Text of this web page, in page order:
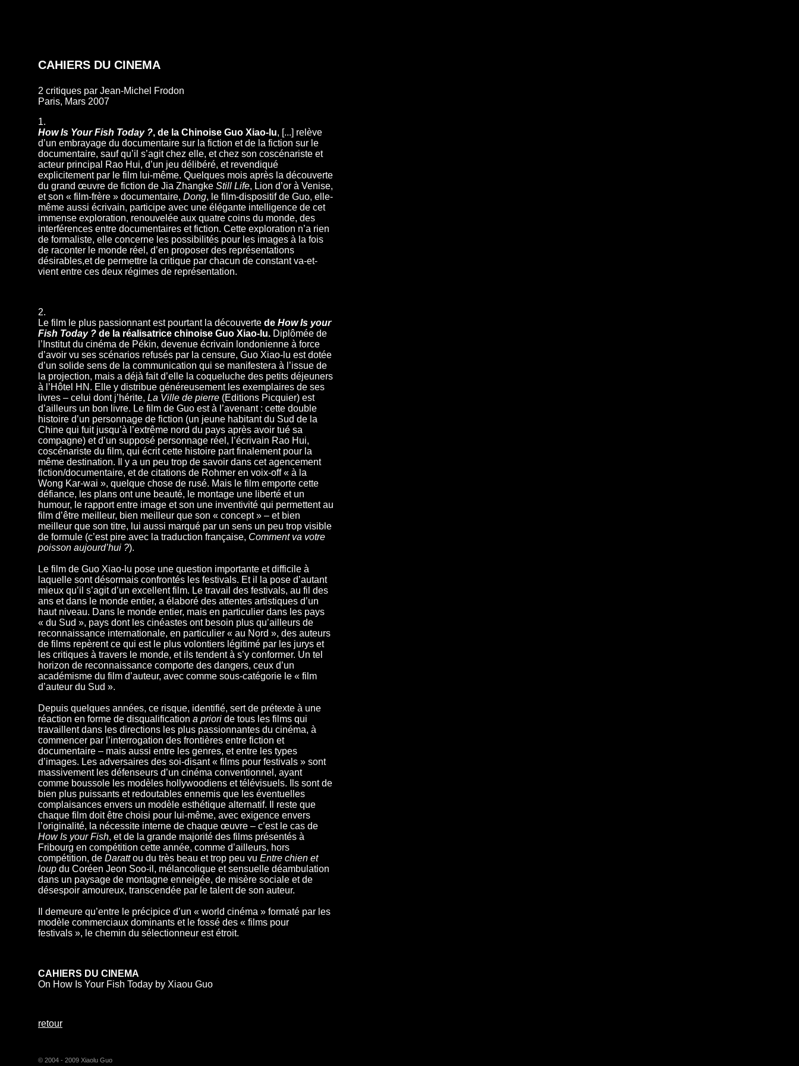
CAHIERS DU CINEMA
2 critiques par Jean-Michel Frodon
Paris, Mars 2007
1.
How Is Your Fish Today ?, de la Chinoise Guo Xiao-lu, [...] relève
d’un embrayage du documentaire sur la fiction et de la fiction sur le
documentaire, sauf qu’il s’agit chez elle, et chez son coscénariste et
acteur principal Rao Hui, d’un jeu délibéré, et revendiqué
explicitement par le film lui-même. Quelques mois après la découverte
du grand œuvre de fiction de Jia Zhangke Still Life, Lion d’or à Venise,
et son « film-frère » documentaire, Dong, le film-dispositif de Guo, elle-
même aussi écrivain, participe avec une élégante intelligence de cet
immense exploration, renouvelée aux quatre coins du monde, des
interférences entre documentaires et fiction. Cette exploration n’a rien
de formaliste, elle concerne les possibilités pour les images à la fois
de raconter le monde réel, d’en proposer des représentations
désirables,et de permettre la critique par chacun de constant va-et-
vient entre ces deux régimes de représentation.
2.
Le film le plus passionnant est pourtant la découverte de How Is your
Fish Today ? de la réalisatrice chinoise Guo Xiao-lu. Diplômée de
l’Institut du cinéma de Pékin, devenue écrivain londonienne à force
d’avoir vu ses scénarios refusés par la censure, Guo Xiao-lu est dotée
d’un solide sens de la communication qui se manifestera à l’issue de
la projection, mais a déjà fait d’elle la coqueluche des petits déjeuners
à l’Hôtel HN. Elle y distribue généreusement les exemplaires de ses
livres – celui dont j’hérite, La Ville de pierre (Editions Picquier) est
d’ailleurs un bon livre. Le film de Guo est à l’avenant : cette double
histoire d’un personnage de fiction (un jeune habitant du Sud de la
Chine qui fuit jusqu’à l’extrême nord du pays après avoir tué sa
compagne) et d’un supposé personnage réel, l’écrivain Rao Hui,
coscénariste du film, qui écrit cette histoire part finalement pour la
même destination. Il y a un peu trop de savoir dans cet agencement
fiction/documentaire, et de citations de Rohmer en voix-off « à la
Wong Kar-wai », quelque chose de rusé. Mais le film emporte cette
défiance, les plans ont une beauté, le montage une liberté et un
humour, le rapport entre image et son une inventivité qui permettent au
film d’être meilleur, bien meilleur que son « concept » – et bien
meilleur que son titre, lui aussi marqué par un sens un peu trop visible
de formule (c’est pire avec la traduction française, Comment va votre
poisson aujourd’hui ?).
Le film de Guo Xiao-lu pose une question importante et difficile à
laquelle sont désormais confrontés les festivals. Et il la pose d’autant
mieux qu’il s’agit d’un excellent film. Le travail des festivals, au fil des
ans et dans le monde entier, a élaboré des attentes artistiques d’un
haut niveau. Dans le monde entier, mais en particulier dans les pays
« du Sud », pays dont les cinéastes ont besoin plus qu’ailleurs de
reconnaissance internationale, en particulier « au Nord », des auteurs
de films repèrent ce qui est le plus volontiers légitimé par les jurys et
les critiques à travers le monde, et ils tendent à s’y conformer. Un tel
horizon de reconnaissance comporte des dangers, ceux d’un
académisme du film d’auteur, avec comme sous-catégorie le « film
d’auteur du Sud ».
Depuis quelques années, ce risque, identifié, sert de prétexte à une
réaction en forme de disqualification a priori de tous les films qui
travaillent dans les directions les plus passionnantes du cinéma, à
commencer par l’interrogation des frontières entre fiction et
documentaire – mais aussi entre les genres, et entre les types
d’images. Les adversaires des soi-disant « films pour festivals » sont
massivement les défenseurs d’un cinéma conventionnel, ayant
comme boussole les modèles hollywoodiens et télévisuels. Ils sont de
bien plus puissants et redoutables ennemis que les éventuelles
complaisances envers un modèle esthétique alternatif. Il reste que
chaque film doit être choisi pour lui-même, avec exigence envers
l’originalité, la nécessite interne de chaque œuvre – c’est le cas de
How Is your Fish, et de la grande majorité des films présentés à
Fribourg en compétition cette année, comme d’ailleurs, hors
compétition, de Darattou du très beau et trop peu vu Entre chien et
loup du Coréen Jeon Soo-il, mélancolique et sensuelle déambulation
dans un paysage de montagne enneigée, de misère sociale et de
désespoir amoureux, transcendée par le talent de son auteur.
Il demeure qu’entre le précipice d’un « world cinéma » formaté par les
modèle commerciaux dominants et le fossé des « films pour
festivals », le chemin du sélectionneur est étroit.
CAHIERS DU CINEMA
On How Is Your Fish Today by Xiaou Guo
retour
© 2004 - 2009 Xiaolu Guo